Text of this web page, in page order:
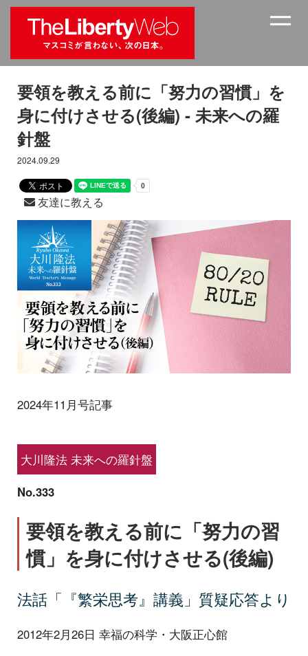
要領を教える前に「努力の習慣」を
身に付けさせる(後編) - 未来への羅
針盤
2024.09.29
友達に教える
2024年11月号記事
大川隆法 未来への羅針盤
No.333
要領を教える前に「努力の習
慣」を身に付けさせる(後編)
法話「『繁栄思考』講義」質疑応答より
2012年2月26日 幸福の科学・大阪正心館